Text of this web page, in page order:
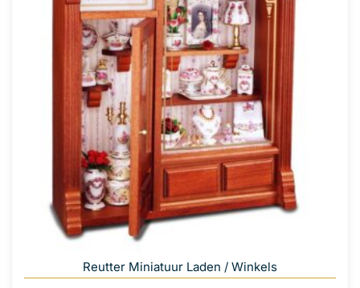
Reutter Miniatuur Laden / Winkels